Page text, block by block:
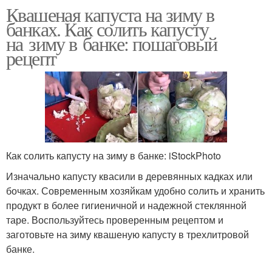
Квашеная капуста на зиму в
банках. Как солить капусту
на зиму в банке: пошаговый
рецепт
Как солить капусту на зиму в банке: iStockPhoto
Изначально капусту квасили в деревянных кадках или
бочках. Современным хозяйкам удобно солить и хранить
продукт в более гигиеничной и надежной стеклянной
таре. Воспользуйтесь проверенным рецептом и
заготовьте на зиму квашеную капусту в трехлитровой
банке.